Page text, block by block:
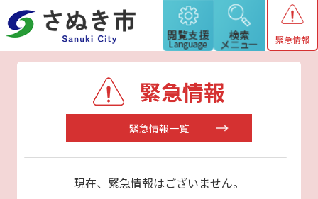
緊急情報
緊急情報
緊急情報一覧
現在、緊急情報はございません。